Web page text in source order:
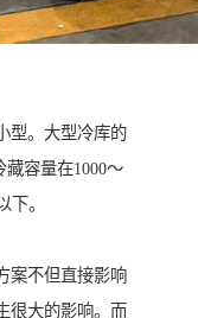
型。大型冷库的
藏容量在1000～
下。
案不但直接影响
很大的影响。而